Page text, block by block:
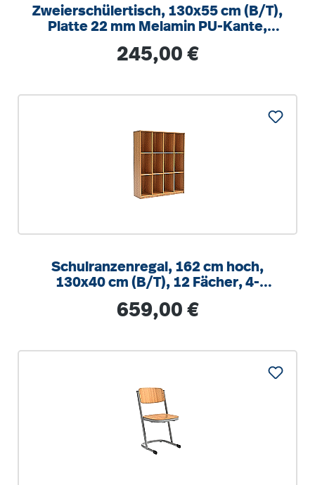
Zweierschülertisch, 130x55 cm (B/T),
Platte 22 mm Melamin PU-Kante,
Regulärer Preis:
245,00 €
Schulranzenregal, 162 cm hoch,
130x40 cm (B/T), 12 Fächer, 4-
Regulärer Preis:
659,00 €